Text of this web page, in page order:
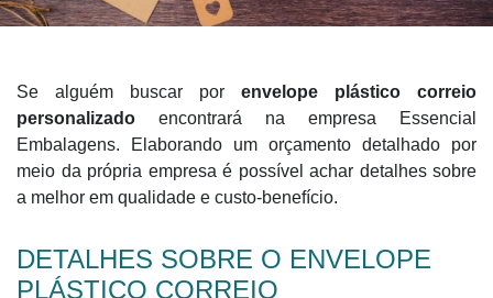
Se alguém buscar por envelope plástico correio
personalizado encontrará na empresa Essencial
Embalagens. Elaborando um orçamento detalhado por
meio da própria empresa é possível achar detalhes sobre
a melhor em qualidade e custo-benefício.
DETALHES SOBRE O ENVELOPE
PLÁSTICO CORREIO